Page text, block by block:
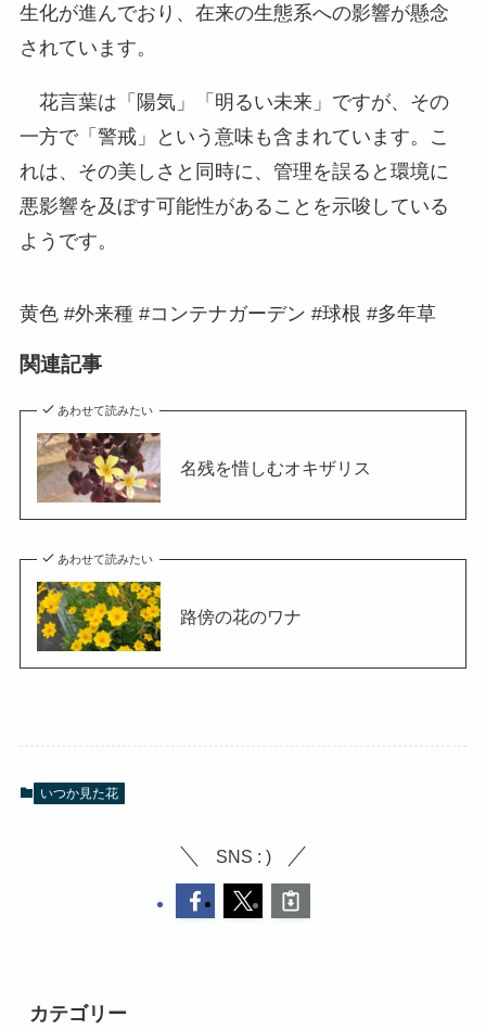
生化が進んでおり、在来の生態系への影響が懸念
されています。
花言葉は「陽気」「明るい未来」ですが、その
一方で「警戒」という意味も含まれています。こ
れは、その美しさと同時に、管理を誤ると環境に
悪影響を及ぼす可能性があることを示唆している
ようです。
黄色 #外来種 #コンテナガーデン #球根 #多年草
関連記事
あわせて読みたい
名残を惜しむオキザリス
あわせて読みたい
路傍の花のワナ
いつか見た花
SNS : )
カテゴリー